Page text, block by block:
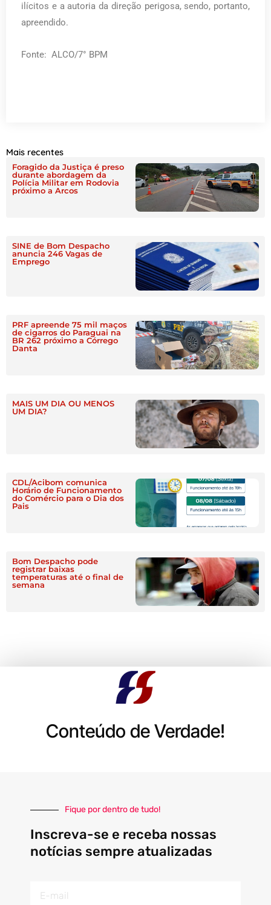
ilícitos e a autoria da direção perigosa, sendo, portanto,
apreendido.
Fonte: ALCO/7° BPM
Mais recentes
Foragido da Justiça é preso
durante abordagem da
Polícia Militar em Rodovia
próximo a Arcos
SINE de Bom Despacho
anuncia 246 Vagas de
Emprego
PRF apreende 75 mil maços
de cigarros do Paraguai na
BR 262 próximo a Córrego
Danta
MAIS UM DIA OU MENOS
UM DIA?
CDL/Acibom comunica
Horário de Funcionamento
do Comércio para o Dia dos
Pais
Bom Despacho pode
registrar baixas
temperaturas até o final de
semana
Conteúdo de Verdade!
Fique por dentro de tudo!
Inscreva-se e receba nossas
notícias sempre atualizadas
mail